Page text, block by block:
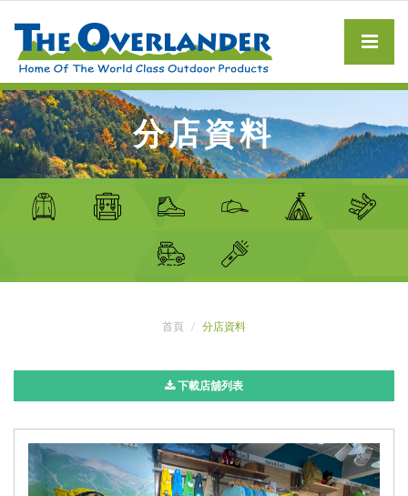
分店資料
首頁 分店資料
下載店舖列表